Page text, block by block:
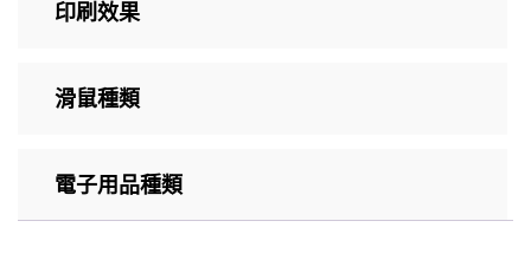
印刷效果
滑鼠種類
電子用品種類